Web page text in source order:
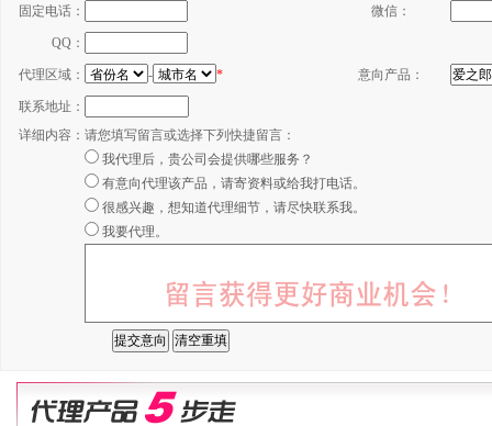
固定电话： 微信：
QQ：
代理区域： - * 意向产品：
联系地址：
详细内容： 请您填写留言或选择下列快捷留言：
我代理后，贵公司会提供哪些服务？
有意向代理该产品，请寄资料或给我打电话。
很感兴趣，想知道代理细节，请尽快联系我。
我要代理。